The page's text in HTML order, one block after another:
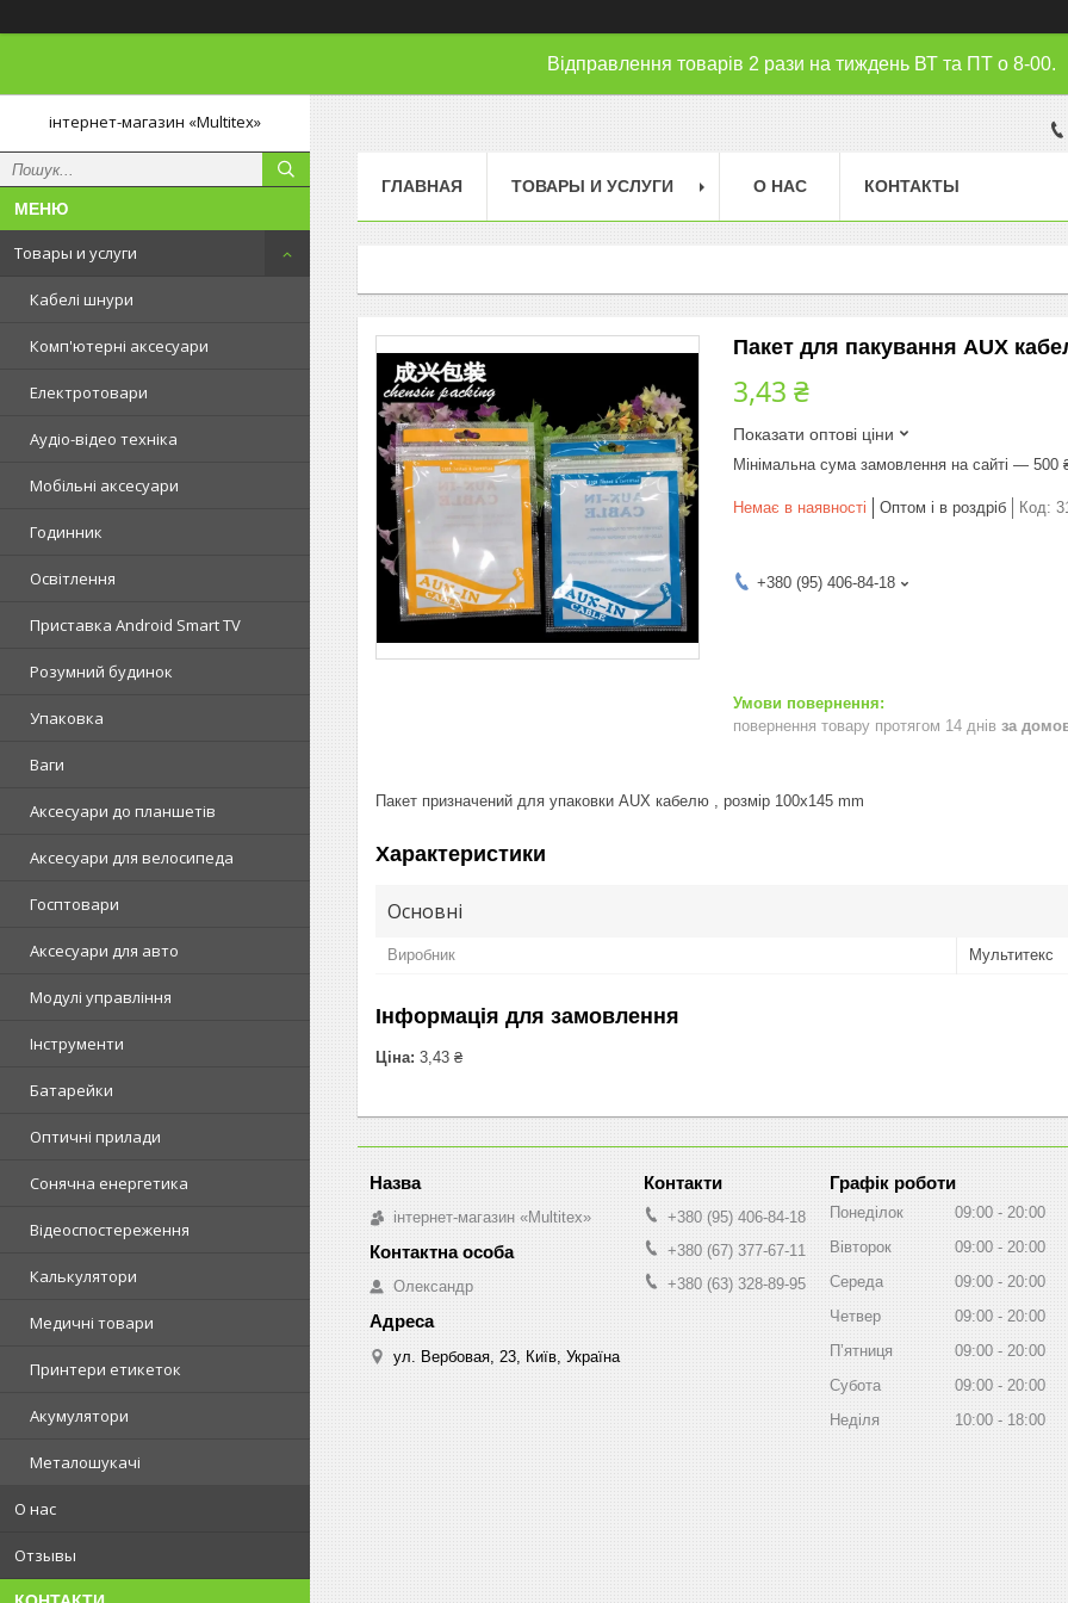
Відправлення товарів 2 рази на тиждень ВТ та ПТ о 8-00.
інтернет-магазин «Multitex»
Товары и услуги
Кабелі шнури
Комп'ютерні аксесуари
Електротовари
Аудіо-відео техніка
Мобільні аксесуари
Годинник
Освітлення
Приставка Android Smart TV
Розумний будинок
Упаковка
Ваги
Аксесуари до планшетів
Аксесуари для велосипеда
Госптовари
Аксесуари для авто
Модулі управління
Інструменти
Батарейки
Оптичні прилади
Сонячна енергетика
Відеоспостереження
Калькулятори
Медичні товари
Принтери етикеток
Акумулятори
Металошукачі
О нас
Отзывы
ГЛАВНАЯ ТОВАРЫ И УСЛУГИ О НАС КОНТАКТЫ
Пакет для пакування AUX
3,43 ₴
Показати оптові ціни
Мінімальна сума замовлення на сайті — 500
Немає в наявності Оптом і в роздріб Код:
+380 (95) 406-84-18
повернення товару протягом 14 днів за
Пакет призначений для упаковки AUX кабелю , розмір 100х145 mm
Характеристики
Основні
Виробник Мультитекс
Інформація для замовлення
Ціна: 3,43 ₴
інтернет-магазин «Multitex»
Олександр
ул. Вербовая, 23, Київ, Україна
+380 (95) 406-84-18
+380 (67) 377-67-11
+380 (63) 328-89-95
Графік роботи
Понеділок 09:00
20:00
Вівторок
09:00
20:00
Середа
09:00
20:00
Четвер
09:00
20:00
Пʼятниця
09:00
20:00
Субота
09:00
20:00
Неділя
10:00 18:00